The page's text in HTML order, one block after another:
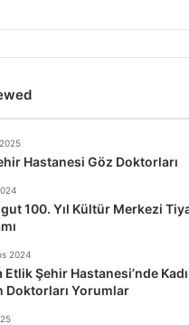
Hastanesi Göz Doktorları
100. Yıl Kültür Merkezi
2024
Etlik Şehir Hastanesi’nde
Doktorları Yorumlar